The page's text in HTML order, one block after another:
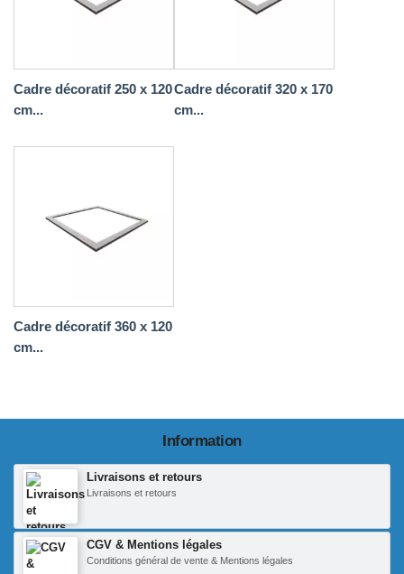
Cadre décoratif 250 x 120
cm...
Cadre décoratif 320 x 170
cm...
Cadre décoratif 360 x 120
cm...
Information
Livraisons et retours
Livraisons et retours
CGV & Mentions légales
Conditions général de vente & Mentions légales